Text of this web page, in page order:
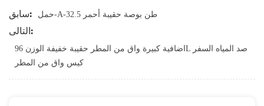
سابق: حمل-A-32.5 طن بوصة حقيبة أحمر
التالى:
اضافية كبيرة واق من المطر حقيبة خفيفة الوزن 96L صد المياه السفر
كيس واق من المطر